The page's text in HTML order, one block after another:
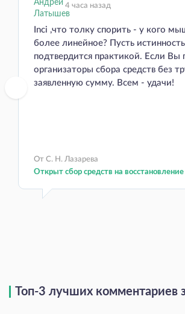
4 часа назад
Inci ,что толку спорить - у кого
более линейное? Пусть истинность
подтвердится практикой. Если Вы
организаторы сбора средств без
заявленную сумму. Всем - удачи!
От С. Н. Лазарева
Открыт сбор средств на
Топ-3 лучших комментариев